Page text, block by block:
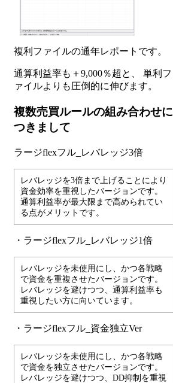
複利ファイルの通年レポートです。
通算利益率も＋9,000％超と、 単利フ
ァイルよりも圧倒的に伸びます。
複数売買ルールの組み合わせに
つきまして
ラージflexフル_レバレッジ3倍
レバレッジを3倍まで上げることにより
資金効率を重視したバージョンです。
通算利益率が最大限まで高められてい
る点がメリットです。
・ラージflexフル_レバレッジ1倍
レバレッジを未使用にし、かつ各戦略
で資金を重複させたバージョンです。
レバレッジを避けつつ、通算利益率も
重視したい方に向いています。
・ラージflexフル_資金独立Ver
レバレッジを未使用にし、かつ各戦略
で資金を独立させたバージョンです。
レバレッジを避けつつ、DD抑制を重視